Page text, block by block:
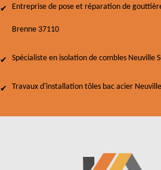
Entreprise de pose et réparation de
Brenne 37110
Spécialiste en isolation de combles Neuville
Travaux d'installation tôles bac acier